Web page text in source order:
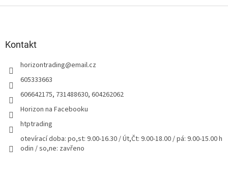
Kontakt
horizontrading@email.cz
605333663
606642175, 731488630, 604262062
Horizon na Facebooku
htptrading
otevírací doba: po,st: 9.00-16.30 / Út,Čt: 9.00-18.00 / pá: 9.00-15.00 h
odin / so,ne: zavřeno